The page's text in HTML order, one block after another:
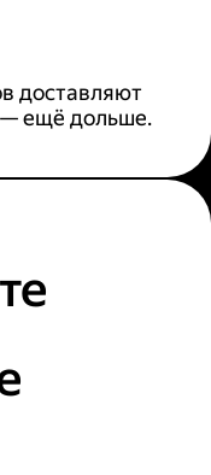
доставляют
— ещё дольше.